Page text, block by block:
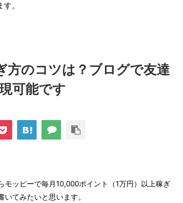
。
方のコツは？ブログで友達
可能です
モッピーで毎月10,000ポイント（1万円）以上稼ぎ
てみたいと思います。